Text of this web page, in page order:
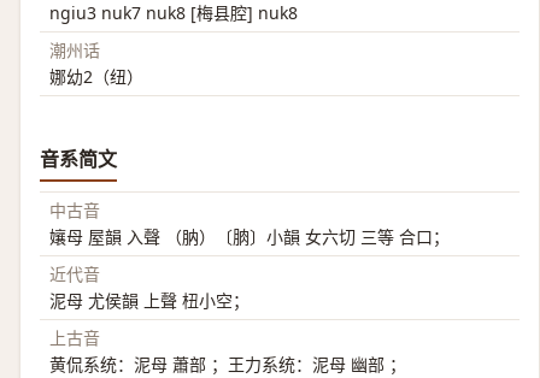
ngiu3 nuk7 nuk8 [梅县腔] nuk8
潮州话
娜幼2（纽）
音系简文
中古音
孃母 屋韻 入聲 （肭）〔朒〕小韻 女六切 三等 合口；
近代音
泥母 尤侯韻 上聲 杻小空；
上古音
黄侃系统：泥母 蕭部 ；王力系统：泥母 幽部 ；